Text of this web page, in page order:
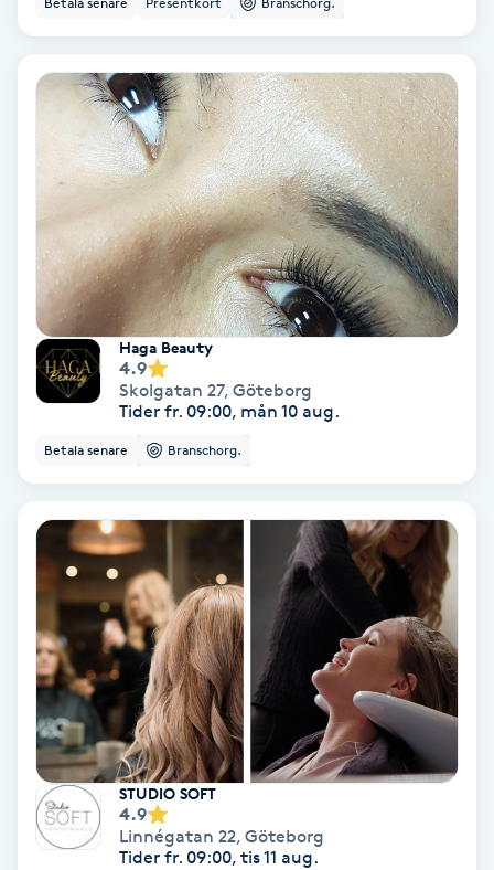
Babylights
Balayage
Bambumassage
Barber
Barnklippning
Blowout
Bottenfärg
Brynformning
Brynfärgning
Brynplockning
Bröllopsuppsättning
Haga Beauty
4.9
Skolgatan 27, Göteborg
Tider fr. 09:00, mån 10 aug.
Betala senare Branschorg.
STUDIO SOFT
4.9
Linnégatan 22, Göteborg
Tider fr. 09:00, tis 11 aug.